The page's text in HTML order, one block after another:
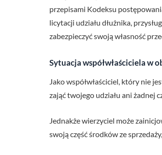
przepisami Kodeksu
licytacji udziału dłużnika,
zabezpieczyć swoją własność
Sytuacja współwłaściciela w
Jako współwłaściciel, który nie
zająć twojego udziału ani żadnej
Jednakże wierzyciel może
swoją część środków ze